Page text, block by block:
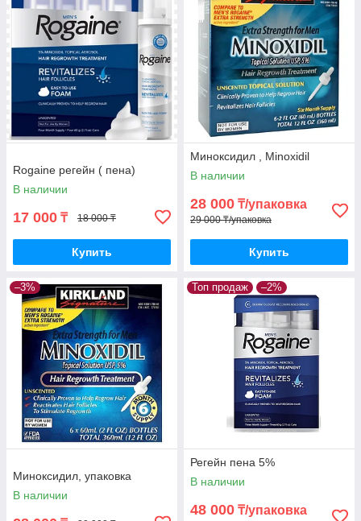
Если вы хотите максимально повысить эффективность
действия средства, следует обратить внимание на
профессиональные мезороллеры. Один из них –ZGTS,
который гарантирует качество распыления.
Rogaine регейн ( пена)
В наличии
17 000 ₸ 18 000 ₸
Купить
Миноксидил , Minoxidil
В наличии
28 000 ₸/упаковка
29 000 ₸/упаковка
Купить
–3%
Миноксидил, упаковка
В наличии
Топ продаж –2%
Регейн пена 5%
В наличии
48 000 ₸/упаковка